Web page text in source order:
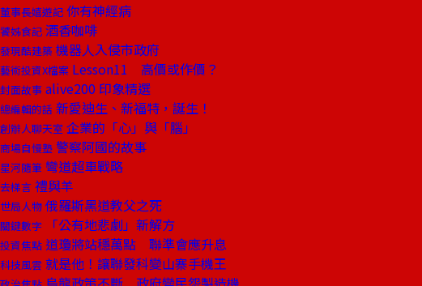
董事長嬉遊記 你有神經病
饕姊食記 酒香咖啡
發現酷建築 機器人入侵市政府
藝術投資X檔案 Lesson11 高價或作價？
封面故事 alive200 印象精選
總編輯的話 新愛迪生、新福特，誕生！
創辦人聊天室 企業的「心」與「腦」
商場自慢塾 警察阿國的故事
星河隨筆 彎道超車戰略
去梯言 禮與羊
世局人物 俄羅斯黑道教父之死
關鍵數字 「公有地悲劇」新解方
投資焦點 道瓊將站穩萬點 聯準會應升息
科技風雲 就是他！讓聯發科變山寨手機王